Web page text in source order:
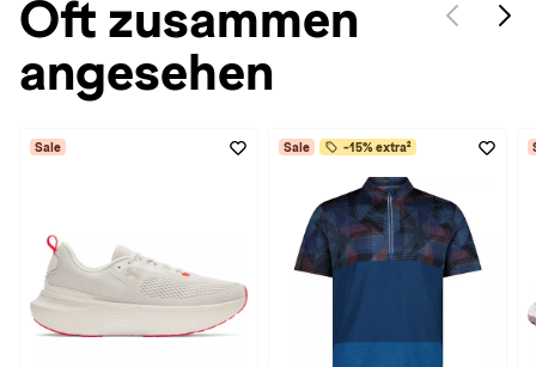
Oft zusammen
angesehen
Sale Sale -15% extra²